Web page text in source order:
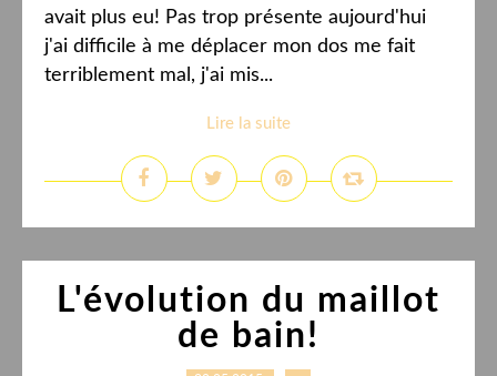
avait plus eu! Pas trop présente aujourd'hui
j'ai difficile à me déplacer mon dos me fait
terriblement mal, j'ai mis...
Lire la suite
L'évolution du maillot
de bain!